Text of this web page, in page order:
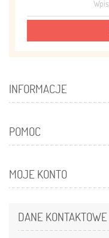
INFORMACJE
POMOC
MOJE KONTO
DANE KONTAKTOWE